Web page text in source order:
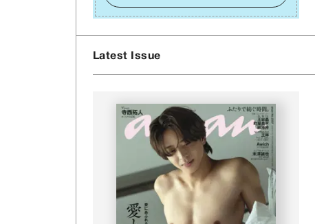
して。⼀⼈⼀⼈の良いところが混ざり合い、ハッピ
ーな未来が形作られていきます。
Latest Issue